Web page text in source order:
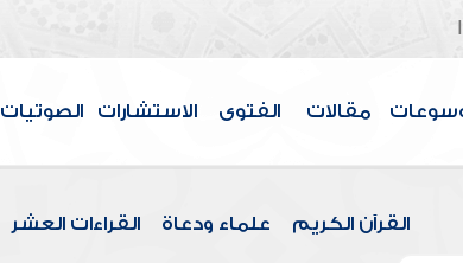
مقالات الفتوى الاستشارات الصوتيات
القرآن الكريم علماء ودعاة القراءات العشر